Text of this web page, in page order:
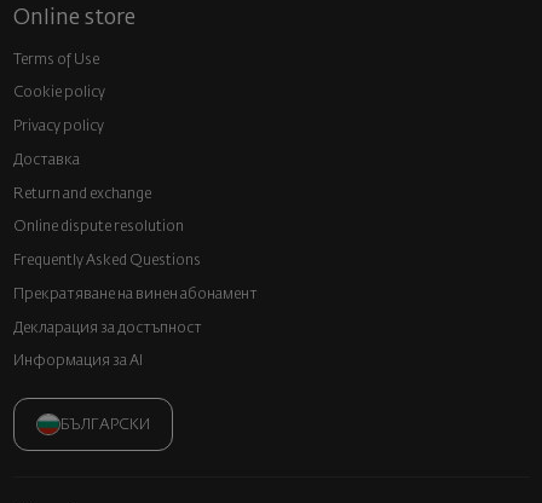
Online store
Terms of Use
Cookie policy
Privacy policy
Доставка
Return and exchange
Online dispute resolution
Frequently Asked Questions
Прекратяване на винен абонамент
Декларация за достъпност
Информация за AI
БЪЛГАРСКИ